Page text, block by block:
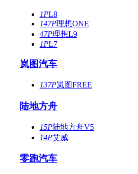
1PL8
147P理想ONE
47P理想L9
1PL7
岚图汽车
137P岚图FREE
陆地方舟
15P陆地方舟V5
14P艾威
零跑汽车